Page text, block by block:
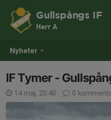
Nyheter
Gullspångs IF
Herr A
IF Tymer -
14 maj, 20:40 0